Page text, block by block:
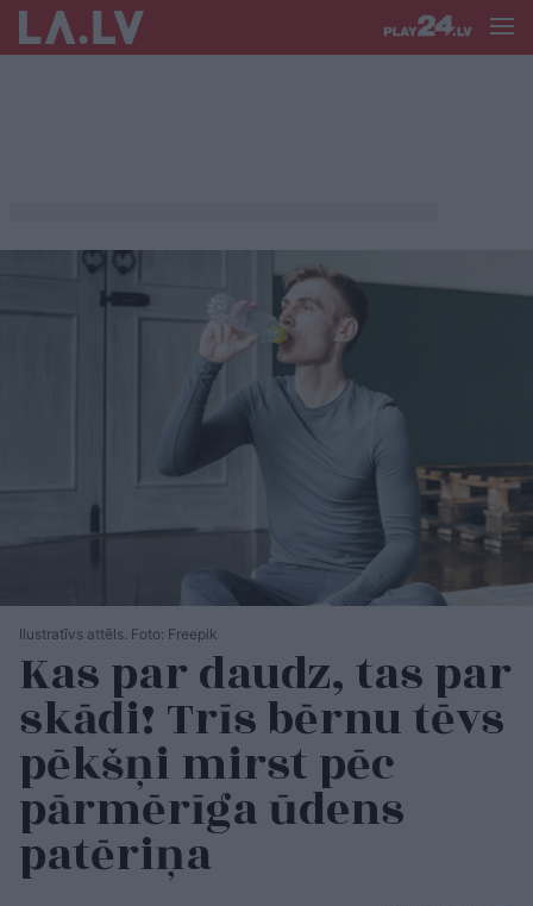
Ilustratīvs attēls. Foto: Freepik
Kas par daudz, tas par
skādi! Trīs bērnu tēvs
pēkšņi mirst pēc
pārmērīga ūdens
patēriņa